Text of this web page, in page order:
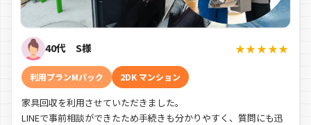
40代 S様 ★★★★★
利用プランMパック 2DK マンション
家具回収を利用させていただきました。
LINEで事前相談ができたため手続きも分かりやすく、質問にも迅